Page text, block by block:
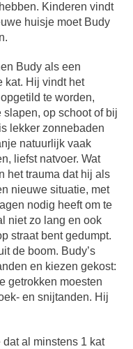
Kinderen vindt
huisje moet Budy
Budy als een
kat. Hij vindt het
te worden,
op schoot of bij
lekker zonnebaden
natuurlijk vaak
liefst natvoer. Wat
het trauma dat hij als
nieuwe situatie, met
nodig heeft om te
niet zo lang en ook
straat bent gedumpt.
de boom. Budy’s
en kiezen gekost:
getrokken moesten
en snijtanden. Hij
al minstens 1 kat